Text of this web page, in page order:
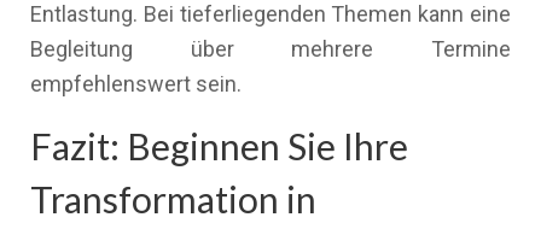
Entlastung. Bei tieferliegenden Themen kann eine
Begleitung über mehrere Termine
empfehlenswert sein.
Fazit: Beginnen Sie Ihre
Transformation in